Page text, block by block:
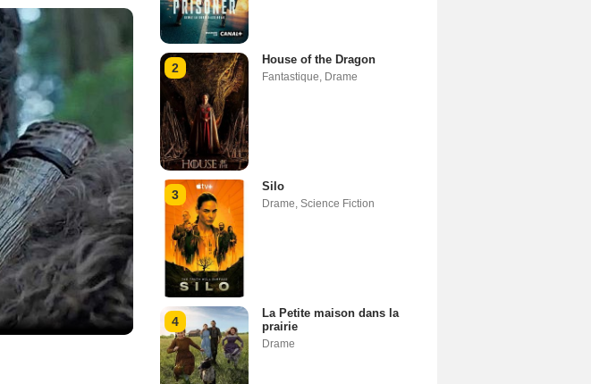
2
House of the Dragon
Fantastique Drame
3
Silo
Drame Science Fiction
4
La Petite maison dans la
prairie
Drame